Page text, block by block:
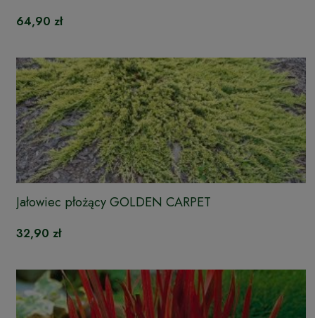
64,90 zł
Jałowiec płożący GOLDEN CARPET
32,90 zł